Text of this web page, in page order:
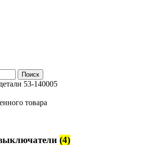
Поиск
53-140005
товара
(4)